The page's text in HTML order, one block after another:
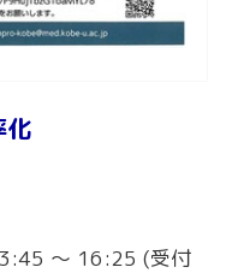
化
～ 16:25 (受付